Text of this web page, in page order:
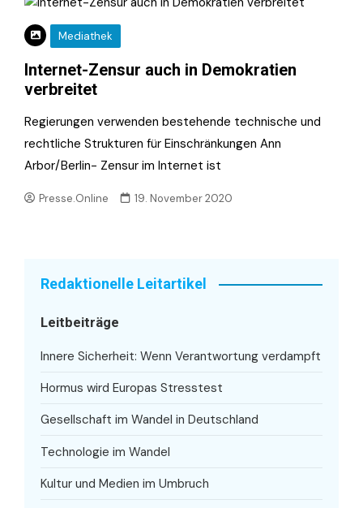
Mediathek
Internet-Zensur auch in Demokratien
verbreitet
Regierungen verwenden bestehende technische und
rechtliche Strukturen für Einschränkungen Ann
Arbor/Berlin- Zensur im Internet ist
Presse.Online 19. November 2020
Redaktionelle Leitartikel
Leitbeiträge
Innere Sicherheit: Wenn Verantwortung verdampft
Hormus wird Europas Stresstest
Gesellschaft im Wandel in Deutschland
Technologie im Wandel
Kultur und Medien im Umbruch